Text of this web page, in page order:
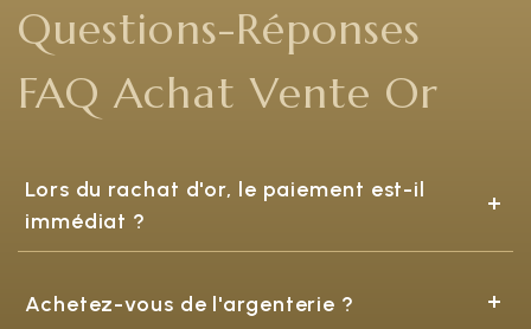
Questions-Réponses
FAQ Achat Vente Or
Lors du rachat d'or, le paiement est-il
immédiat ?
Achetez-vous de l'argenterie ?